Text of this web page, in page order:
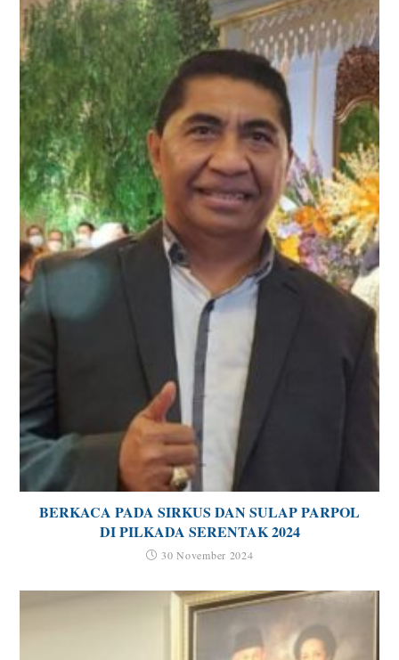
BERKACA PADA SIRKUS DAN SULAP PARPOL
DI PILKADA SERENTAK 2024
30 November 2024